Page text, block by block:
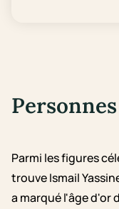
Personnes
Parmi les figures
trouve Ismail
a marqué l'âge d'or